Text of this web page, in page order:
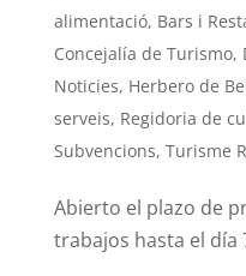
alimentació, Bars i
Concejalía de Turismo,
Noticies, Herbero de
serveis, Regidoria de
Subvencions, Turisme
Abierto el plazo de
trabajos hasta el día